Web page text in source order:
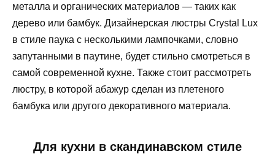
металла и органических материалов — таких как
дерево или бамбук. Дизайнерская люстры Crystal Lux
в стиле паука с несколькими лампочками, словно
запутанными в паутине, будет стильно смотреться в
самой современной кухне. Также стоит рассмотреть
люстру, в которой абажур сделан из плетеного
бамбука или другого декоративного материала.
Для кухни в скандинавском стиле